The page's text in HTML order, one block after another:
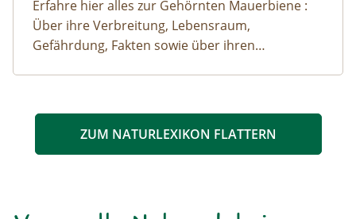
Erfahre hier alles zur Gehörnten Mauerbiene :
Über ihre Verbreitung, Lebensraum,
Gefährdung, Fakten sowie über ihren
ZUM NATURLEXIKON FLATTERN